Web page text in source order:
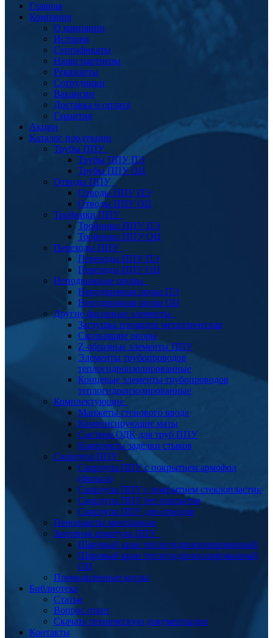
Главная
Компания
О компании
История
Сертификаты
Наши партнеры
Реквизиты
Сотрудники
Вакансии
Доставка и оплата
Гарантия
Акции
Каталог продукции
Трубы ППУ
Трубы ППУ ПЭ
Трубы ППУ ОЦ
Отводы ППУ
Отводы ППУ ПЭ
Отводы ППУ ОЦ
Тройники ППУ
Тройники ППУ ПЭ
Тройники ППУ ОЦ
Переходы ППУ
Переходы ППУ ПЭ
Переходы ППУ ОЦ
Неподвижные опоры
Неподвижная опора ПЭ
Неподвижная опора ОЦ
Другие фасонные элементы
Заглушка изоляции металлическая
Скользящие опоры
Z-образные элементы ППУ
Элементы трубопроводов
теплогидроизолированные
Концевые элементы трубопроводов
теплогидроизолированные
Комплектующие
Манжеты стенового ввода
Компенсирующие маты
Система ОДК для труб ППУ
Комплекты заделки стыков
Скорлупа ППУ
Скорлупа ППУ с покрытием армофол
(фольга)
Скорлупа ППУ с покрытием стеклопластик
Скорлупа ППУ без покрытия
Скорлупа ППУ для отводов
Пенопакеты монтажные
Запорная арматура ППУ
Шаровый кран теплогидроизолированный
Шаровый кран теплогидроизолированный
ОЦ
Промышленные котлы
Библиотека
Статьи
Вопрос ответ
Скачать техническую документацию
Контакты